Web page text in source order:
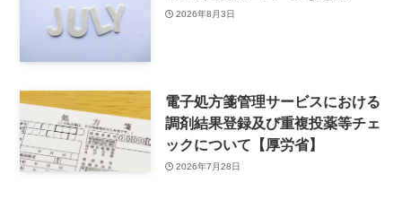
2026年8月3日
電子処方箋管理サービスにおける
調剤結果登録及び重複投薬等チェ
ックについて【厚労省】
2026年7月28日